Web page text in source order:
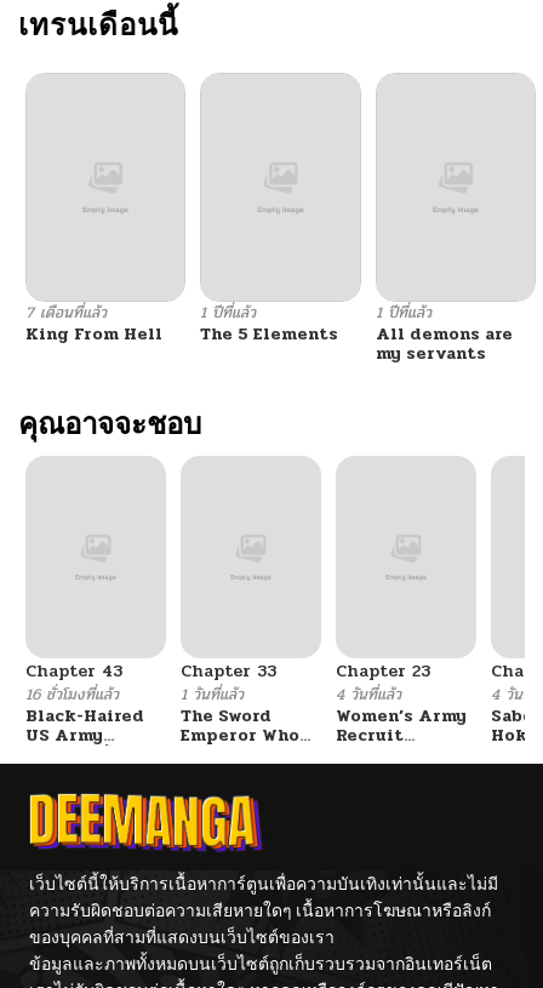
ตอนที่ 107
ตอนที่ 106
ตอนที่ 104 11/20/2025
ตอนที่ 103
ตอนที่ 102 11/17/2025
ตอนที่ 101
ตอนที่ 97 06/03/2025
ตอนที่ 96
ตอนที่ 95
ตอนที่ 94 05/14/2025
ตอนที่ 93 05/07/2025
เทรนเดือนนี้
7 เดือนที่แล้ว
King From Hell
1 ปีที่แล้ว
The 5 Elements
1 ปีที่แล้ว
All demons are
my servants
คุณอาจจะชอบ
Chapter 43
16 ชั่วโมงที่แล้ว
Black-Haired
US Army
General ย้อนเวลา
Chapter 33
1 วันที่แล้ว
The Sword
Emperor Who
จักรพรรดิเทพดาบ
ผงาดเหนือชาติภพ
Chapter 23
4 วันที่แล้ว
Women’s Army
Recruit
4 วันที่
เว็บไซต์นี้ให้บริการเนื้อหาการ์ตูนเพื่อความบันเทิงเท่านั้นและไม่มี
ความรับผิดชอบต่อความเสียหายใดๆ เนื้อหาการโฆษณาหรือลิงก์
ของบุคคลที่สามที่แสดงบนเว็บไซต์ของเรา
ข้อมูลและภาพทั้งหมดบนเว็บไซต์ถูกเก็บรวบรวมจากอินเทอร์เน็ต